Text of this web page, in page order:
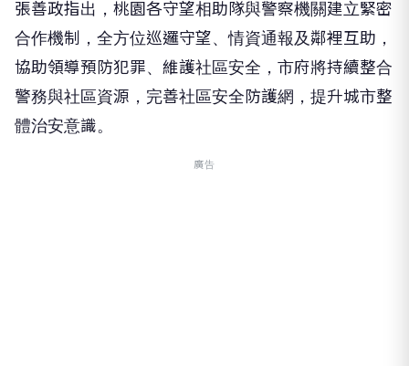
張善政指出，桃園各守望相助隊與警察機關建立緊密
合作機制，全方位巡邏守望、情資通報及鄰裡互助，
協助領導預防犯罪、維護社區安全，市府將持續整合
警務與社區資源，完善社區安全防護網，提升城市整
體治安意識。
廣告